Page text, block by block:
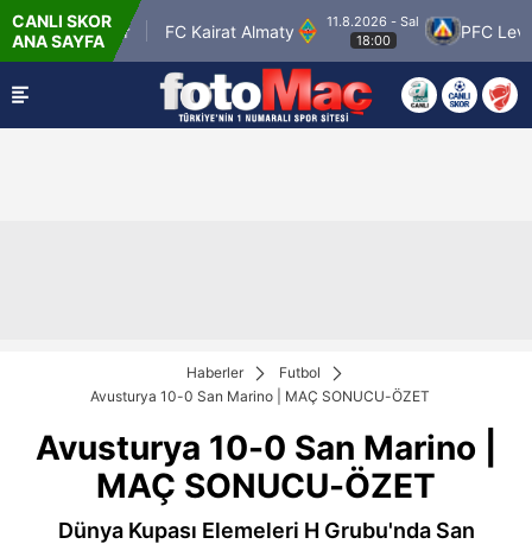
CANLI SKOR
ANA SAYFA
Petrolspor FC Kairat Almaty
11.8.2026 - Sal
18:00
PFC Levski
Haberler
Futbol
Avusturya 10-0 San Marino | MAÇ SONUCU-ÖZET
Avusturya 10-0 San Marino |
MAÇ SONUCU-ÖZET
Dünya Kupası Elemeleri H Grubu'nda San